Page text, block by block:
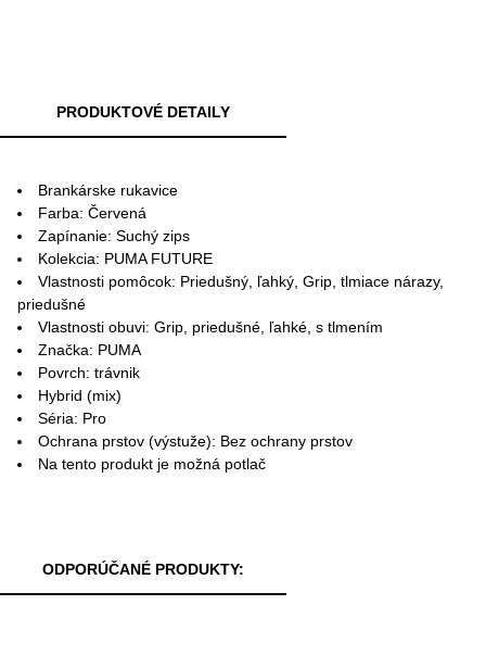
PRODUKTOVÉ DETAILY
Brankárske rukavice
Farba: Červená
Zapínanie: Suchý zips
Kolekcia: PUMA FUTURE
Vlastnosti pomôcok: Priedušný, ľahký, Grip, tlmiace nárazy,
priedušné
Vlastnosti obuvi: Grip, priedušné, ľahké, s tlmením
Značka: PUMA
Povrch: trávnik
Hybrid (mix)
Séria: Pro
Ochrana prstov (výstuže): Bez ochrany prstov
Na tento produkt je možná potlač
ODPORÚČANÉ PRODUKTY: